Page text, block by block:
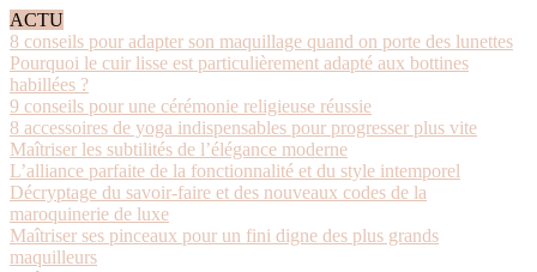
ACTU
8 conseils pour adapter son maquillage quand on porte des lunettes
Pourquoi le cuir lisse est particulièrement adapté aux bottines
habillées ?
9 conseils pour une cérémonie religieuse réussie
8 accessoires de yoga indispensables pour progresser plus vite
Maîtriser les subtilités de l’élégance moderne
L’alliance parfaite de la fonctionnalité et du style intemporel
Décryptage du savoir-faire et des nouveaux codes de la
maroquinerie de luxe
Maîtriser ses pinceaux pour un fini digne des plus grands
maquilleurs